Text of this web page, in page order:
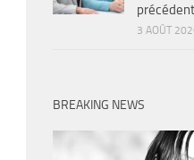
précédent
3 AOÛT
BREAKING NEWS